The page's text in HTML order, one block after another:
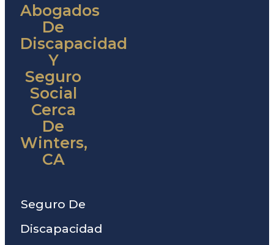
Abogados
De
Discapacidad
Y
Seguro
Social
Cerca
De
Winters,
CA
Seguro De
Discapacidad